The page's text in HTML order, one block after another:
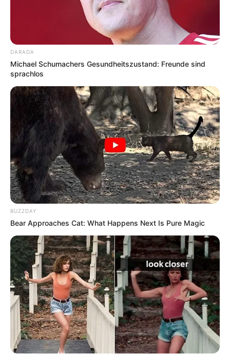
Öffnungszeiten und weitere Informationen über
das Ostpreußische Landesmuseum:
www.ostpreussisches-landesmuseum.de
Dieses Ausflugsziel auf der Landkarte mit Parkplätz
en und Routenplaner
Weitere Bilder von Sehenswürdigkeiten in
Lüneburg mit touristischen Informationen:
DARADA
Michael Schumachers Gesundheitszustand: Freunde sind
sprachlos
BUZZDAY
Bear Approaches Cat: What Happens Next Is Pure Magic